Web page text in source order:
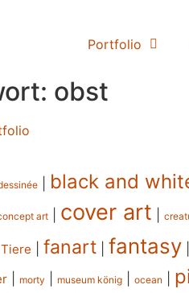
Portfolio
obst
black and
art cover art
fanart fantasy
morty museum könig ocean